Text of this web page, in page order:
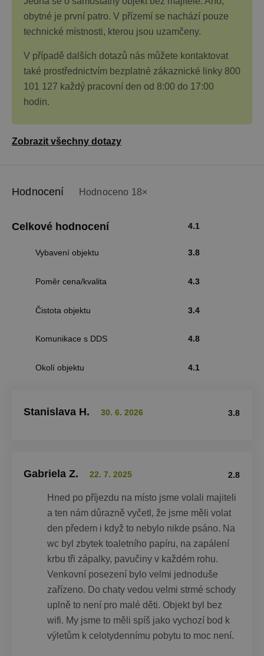
obytné je první patro. V přízemí se nachází pouze
technické místnosti, kterou jsou uzamčeny.
V případě dalších dotazů nás můžete kontaktovat
také prostřednictvím bezplatné zákaznické linky 800
101 127 každý pracovní den od 8:00 do 17:00
hodin.
Zobrazit všechny dotazy
Hodnocení Hodnoceno 18×
Celkové hodnocení 4.1
Vybavení objektu 3.8
Poměr cena/kvalita 4.3
Čistota objektu 3.4
Komunikace s DDS 4.8
Okolí objektu 4.1
3.8
Stanislava H. 30. 6. 2026
2.8
Gabriela Z. 22. 7. 2025
Hned po příjezdu na místo jsme volali majiteli
a ten nám důrazně vyčetl, že jsme měli volat
den předem i když to nebylo nikde psáno. Na
wc byl zbytek toaletního papíru, na zapálení
krbu tři zápalky, pavučiny v každém rohu.
Venkovní posezení bylo velmi jednoduše
zařízeno. Do chaty vedou velmi strmé schody
uplně to není pro malé děti. Objekt byl bez
wifi. My jsme to měli spíš jako vychozí bod k
výletům k celotydennímu pobytu to moc není.